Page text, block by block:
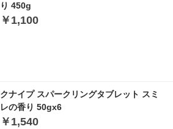
り 450g
￥1,100
クナイプ スパークリングタブレット スミ
レの香り 50gx6
￥1,540